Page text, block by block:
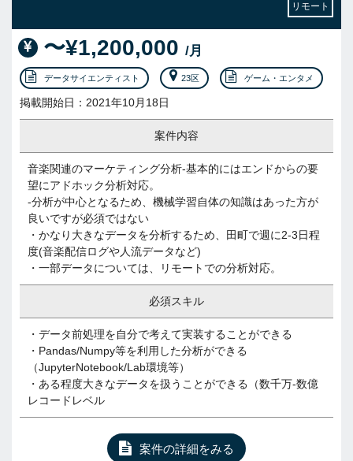
リモート
〜¥1,200,000 /月
データサイエンティスト 23区 ゲーム・エンタメ
掲載開始日：2021年10月18日
案件内容
音楽関連のマーケティング分析-基本的にはエンドからの要
望にアドホック分析対応。
-分析が中心となるため、機械学習自体の知識はあった方が
良いですが必須ではない
・かなり大きなデータを分析するため、田町で週に2-3日程
度(音楽配信ログや人流データなど)
・一部データについては、リモートでの分析対応。
必須スキル
・データ前処理を自分で考えて実装することができる
・Pandas/Numpy等を利用した分析ができる
（JupyterNotebook/Lab環境等）
・ある程度大きなデータを扱うことができる（数千万-数億
レコードレベル
案件の詳細をみる